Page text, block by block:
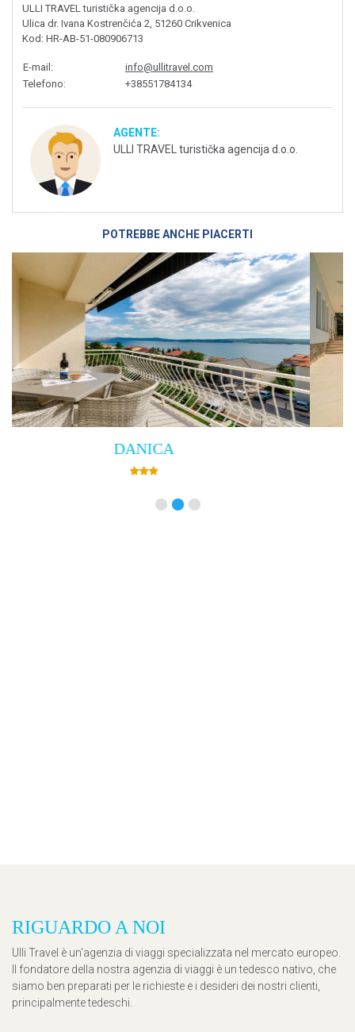
ULLI TRAVEL turistička agencija d.o.o.
Ulica dr. Ivana Kostrenčića 2, 51260 Crikvenica
Kod : HR-AB-51-080906713
E-mail :
info@ullitravel.com
Telefono: +38551784134
AGENTE:
ULLI TRAVEL turistička agencija d.o.o.
POTREBBE ANCHE PIACERTI
Villa Empress
RIGUARDO A NOI
Ulli Travel è un'agenzia di viaggi specializzata nel mercato europeo.
Il fondatore della nostra agenzia di viaggi è un tedesco nativo, che
siamo ben preparati per le richieste e i desideri dei nostri clienti,
principalmente tedeschi.